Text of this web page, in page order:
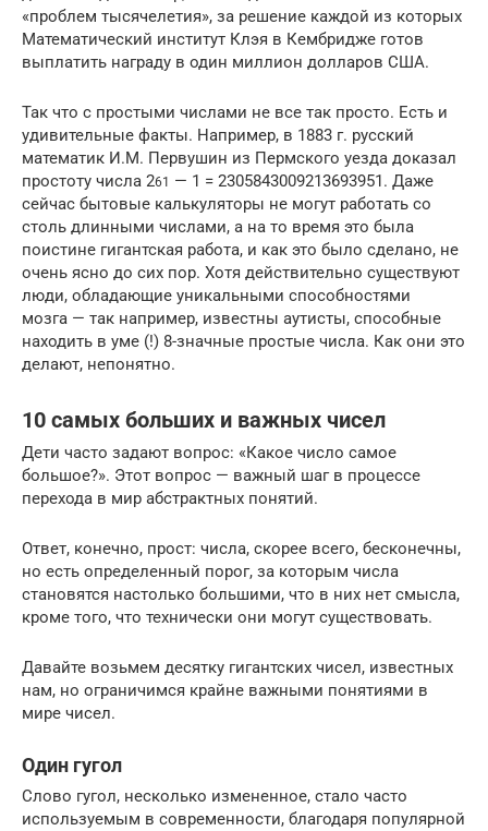
«проблем тысячелетия», за решение каждой из которых
Математический институт Клэя в Кембридже готов
выплатить награду в один миллион долларов США.
Так что с простыми числами не все так просто. Есть и
удивительные факты. Например, в 1883 г. русский
математик И.М. Первушин из Пермского уезда доказал
простоту числа 261 — 1 = 2305843009213693951. Даже
сейчас бытовые калькуляторы не могут работать со
столь длинными числами, а на то время это была
поистине гигантская работа, и как это было сделано, не
очень ясно до сих пор. Хотя действительно существуют
люди, обладающие уникальными способностями
мозга — так например, известны аутисты, способные
находить в уме (!) 8-значные простые числа. Как они это
делают, непонятно.
10 самых больших и важных чисел
Дети часто задают вопрос: «Какое число самое
большое?». Этот вопрос — важный шаг в процессе
перехода в мир абстрактных понятий.
Ответ, конечно, прост: числа, скорее всего, бесконечны,
но есть определенный порог, за которым числа
становятся настолько большими, что в них нет смысла,
кроме того, что технически они могут существовать.
Давайте возьмем десятку гигантских чисел, известных
нам, но ограничимся крайне важными понятиями в
мире чисел.
Один гугол
Слово гугол, несколько измененное, стало часто
используемым в современности, благодаря популярной